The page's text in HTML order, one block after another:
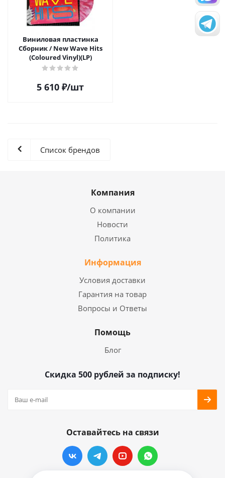
Виниловая пластинка
Сборник / New Wave Hits
(Coloured Vinyl)(LP)
5 610 ₽/шт
Список брендов
Компания
О компании
Новости
Политика
Информация
Условия доставки
Гарантия на товар
Вопросы и Ответы
Помощь
Блог
Скидка 500 рублей за подписку!
Оставайтесь на связи